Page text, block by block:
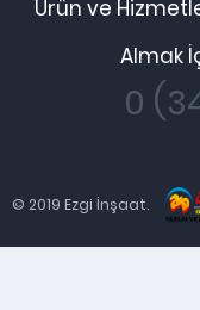
Ürün ve
Almak
0
© 2019 Ezgi İnşaat.